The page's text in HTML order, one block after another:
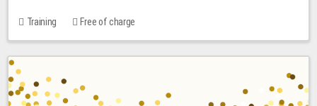
Training Free of charge